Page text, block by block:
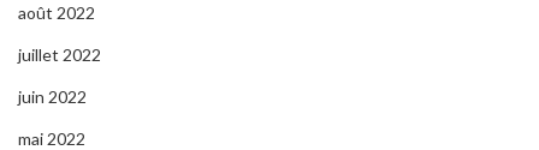
août 2022
juillet 2022
juin 2022
mai 2022